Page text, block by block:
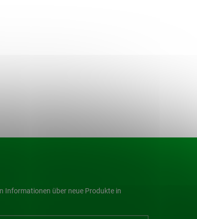
Informationen über neue Produkte in